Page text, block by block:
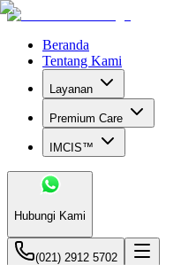
Beranda
Tentang Kami
Layanan
Premium Care
IMCIS™
Hubungi Kami
(021) 2912 5702